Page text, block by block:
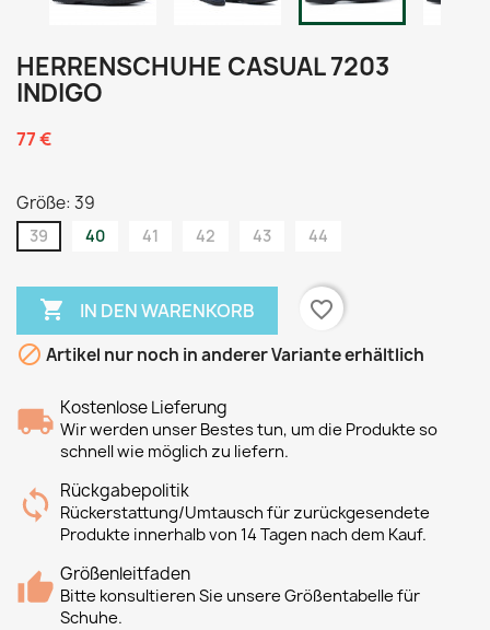
HERRENSCHUHE CASUAL 7203
INDIGO
77 €
Größe: 39
39 40 41 42 43 44
 IN DEN WARENKORB
favorite_border
 Artikel nur noch in anderer Variante erhältlich
Kostenlose Lieferung
Wir werden unser Bestes tun, um die Produkte so
schnell wie möglich zu liefern.
Rückgabepolitik
Rückerstattung/Umtausch für zurückgesendete
Produkte innerhalb von 14 Tagen nach dem Kauf.
Größenleitfaden
Bitte konsultieren Sie unsere Größentabelle für
Schuhe.